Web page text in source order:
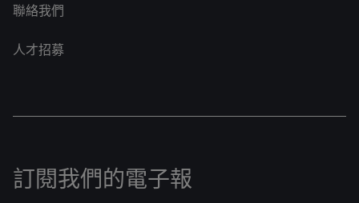
聯絡我們
人才招募
訂閱我們的電子報